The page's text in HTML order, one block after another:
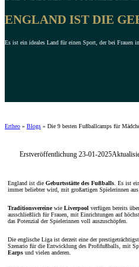
ENGLAND IST DIE
Es ist ein ideales Land für einen Sport, der bei Frauen
Ertheo » Blogs » Die 9 besten Fußballcamps für
Erstveröffentlichung 23-01-2025
England ist die Geburtsstätte des Fußballs . Es ist
immer beliebter wird, mit großartigen Spielerinnen aus
Traditionsvereinewie Liverpool verfügen bereits
ausschließlich für Frauen, mit Einrichtungen auf
das Potenzial der Spielerinnen voll auszuschöpfen.
Die englische Liga ist derzeit eine der
Szenario für die Entwicklung des Profifußballs, mit
Earps und vielen anderen.